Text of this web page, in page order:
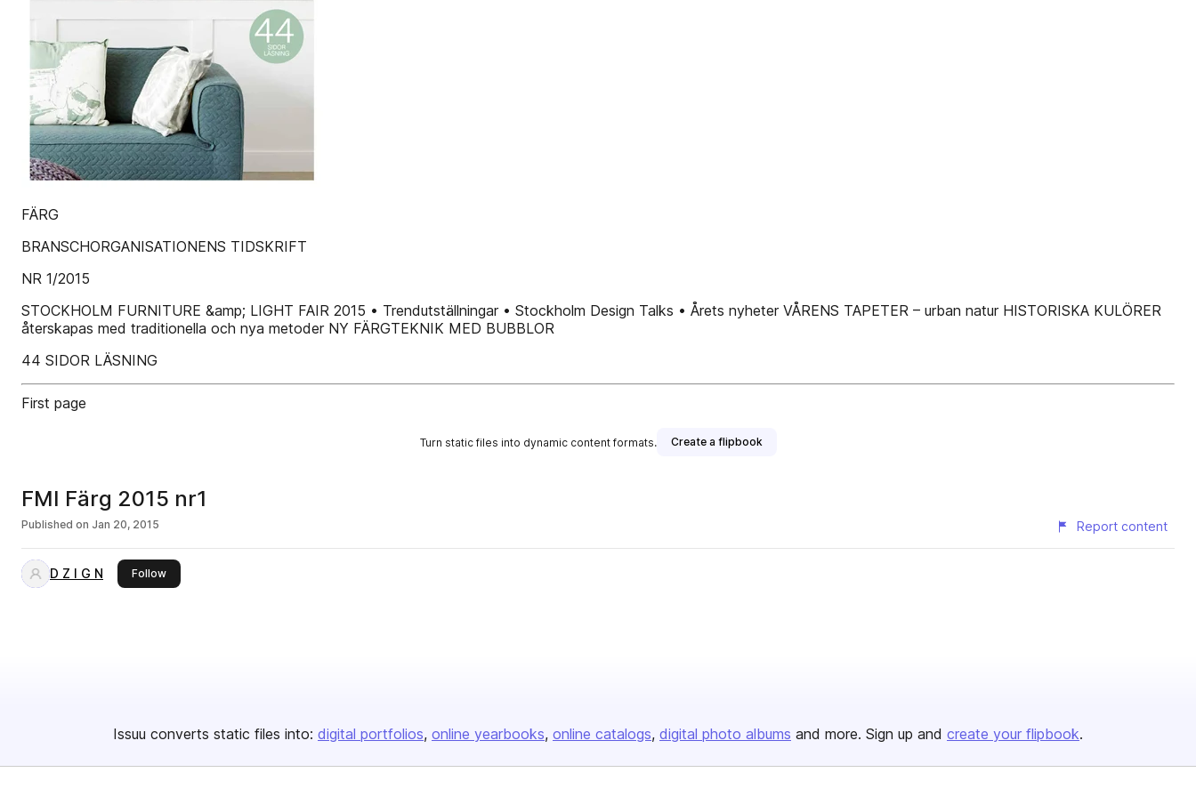
FÄRG
BRANSCHORGANISATIONENS TIDSKRIFT
NR 1/2015
STOCKHOLM FURNITURE &amp; LIGHT FAIR 2015 • Trendutställningar • Stockholm Design Talks • Årets nyheter VÅRENS TAPETER – urban natur HISTORISKA KULÖRER
återskapas med traditionella och nya metoder NY FÄRGTEKNIK MED BUBBLOR
44 SIDOR LÄSNING
First page
Turn static files into dynamic content formats. Create a flipbook
FMI Färg 2015 nr1
Published on Jan 20, 2015 Report content
D Z I G N Followthis publisher
Issuu converts static files into: digital portfolios online yearbooks online catalogs digital photo albums and more. Sign up and create your flipbook.